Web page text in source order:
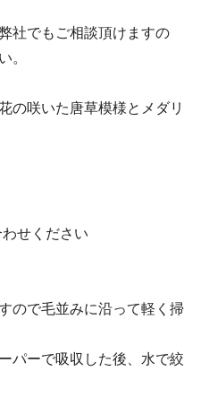
社でもご相談頂けますの
。
の咲いた唐草模様とメダリ
せください
ので毛並みに沿って軽く掃
パーで吸収した後、水で絞